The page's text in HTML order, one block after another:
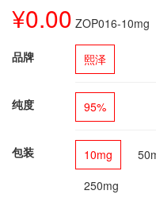
¥0.00 ZOP016-10mg
品牌 熙泽
纯度 95%
包装 10mg
250mg